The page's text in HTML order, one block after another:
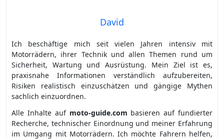
David
Ich beschäftige mich seit vielen Jahren intensiv mit
Motorrädern, ihrer Technik und allen Themen rund um
Sicherheit, Wartung und Ausrüstung. Mein Ziel ist es,
praxisnahe Informationen verständlich aufzubereiten,
Risiken realistisch einzuschätzen und gängige Mythen
sachlich einzuordnen.
Alle Inhalte auf moto-guide.com basieren auf fundierter
Recherche, technischer Einordnung und meiner Erfahrung
im Umgang mit Motorrädern. Ich möchte Fahrern helfen,